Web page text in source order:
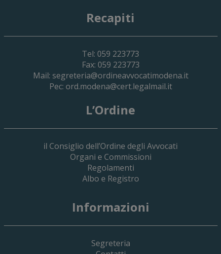
19 Giugno 2026
Recapiti
Tel: 059 223773
Fax: 059 223773
Mail: segreteria@ordineavvocatimodena.it
Pec: ord.modena@cert.legalmail.it
L’Ordine
il Consiglio dell’Ordine degli Avvocati
Organi e Commissioni
Regolamenti
Albo e Registro
Informazioni
Segreteria